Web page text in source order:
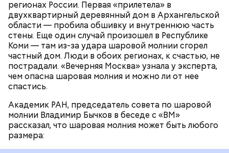
регионах России. Первая «прилетела» в
двухквартирный деревянный дом в Архангельской
области — пробила обшивку и внутреннюю часть
стены. Еще один случай произошел в Республике
Коми — там из-за удара шаровой молнии сгорел
частный дом. Люди в обоих регионах, к счастью, не
пострадали. «Вечерняя Москва» узнала у эксперта,
чем опасна шаровая молния и можно ли от нее
спастись.
Академик РАН, председатель совета по шаровой
молнии Владимир Бычков в беседе с «ВМ»
рассказал, что шаровая молния может быть любого
размера:
По его словам, солдаты не знали о масштабах
трагедии. Подобных аварий раньше не случалось.
Поэтому он не испытывал страха.
За свою земную жизнь он совершил множество
добрых дел во славу Божию.